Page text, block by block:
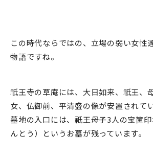
この時代ならではの、立場の弱い女性
物語ですね。
祇王寺の草庵には、大日如来、祇王、
女、仏御前、平清盛の像が安置されてい
墓地の入口には、祇王母子3人の宝筐
んとう）というお墓が残っています。